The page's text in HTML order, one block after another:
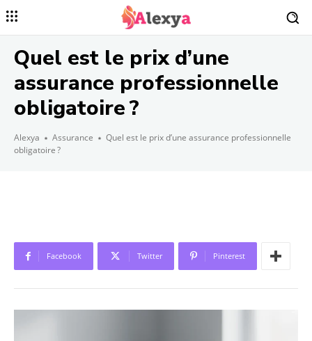
Quel est le prix d’une
assurance professionnelle
obligatoire ?
Alexya Assurance
Quel est le prix d’une assurance professionnelle
obligatoire ?
Facebook Twitter Pinterest